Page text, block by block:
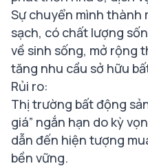
Sự chuyển mình thành
sạch, có chất lượng
về sinh sống, mở rộng
tăng nhu cầu sở hữu
Rủi ro:
Thị trường bất động
giá” ngắn hạn do kỳ
dẫn đến hiện tượng
bền vững.